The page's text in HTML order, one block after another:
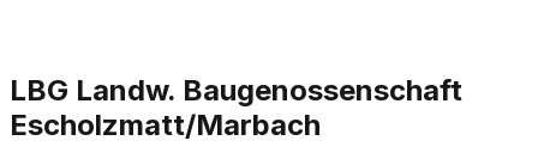
LBG Landw. Baugenossenschaft
Escholzmatt/Marbach